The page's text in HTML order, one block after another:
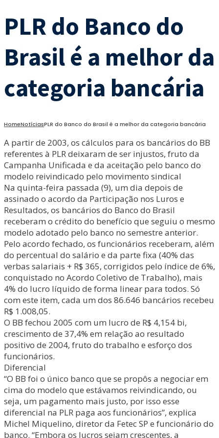
PLR do Banco do
Brasil é a melhor da
categoria bancária
HomeNotíciasPLR do Banco do Brasil é a melhor da categoria bancária
A partir de 2003, os cálculos para os bancários do BB
referentes à PLR deixaram de ser injustos, fruto da
Campanha Unificada e da aceitação pelo banco do
modelo reivindicado pelo movimento sindical
Na quinta-feira passada (9), um dia depois de
assinado o acordo da Participação nos Luros e
Resultados, os bancários do Banco do Brasil
receberam o crédito do benefício que seguiu o mesmo
modelo adotado pelo banco no semestre anterior.
Pelo acordo fechado, os funcionários receberam, além
do percentual do salário e da parte fixa (40% das
verbas salariais + R$ 365, corrigidos pelo índice de 6%,
conquistado no Acordo Coletivo de Trabalho), mais
4% do lucro líquido de forma linear para todos. Só
com este item, cada um dos 86.646 bancários recebeu
R$ 1.008,05.
O BB fechou 2005 com um lucro de R$ 4,154 bi,
crescimento de 37,4% em relação ao resultado
positivo de 2004, fruto do trabalho e esforço dos
funcionários.
Diferencial
“O BB foi o único banco que se propôs a negociar em
cima do modelo que estávamos reivindicando, ou
seja, um pagamento mais justo, por isso esse
diferencial na PLR paga aos funcionários”, explica
Michel Miquelino, diretor da Fetec SP e funcionário do
banco. “Embora os lucros sejam crescentes, a